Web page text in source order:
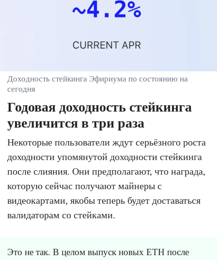
Доходность стейкинга Эфириума по состоянию на
сегодня
Годовая доходность стейкинга
увеличится в три раза
Некоторые пользователи ждут серьёзного роста
доходности упомянутой доходности стейкинга
после слияния. Они предполагают, что награда,
которую сейчас получают майнеры с
видеокартами, якобы теперь будет доставаться
валидаторам со стейками.
Это не так. В целом выпуск новых ETH после